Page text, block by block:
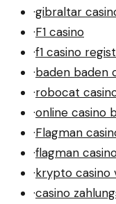
·gibraltar
·F1 casino
·f1 casino
·baden baden
·robocat
·online casino
·Flagman
·flagman
·krypto casino
·casino